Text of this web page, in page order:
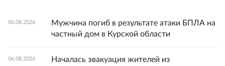
06.08.2026
Мужчина погиб в результате атаки БПЛА на
частный дом в Курской области
06.08.2026
Началась эвакуация жителей из